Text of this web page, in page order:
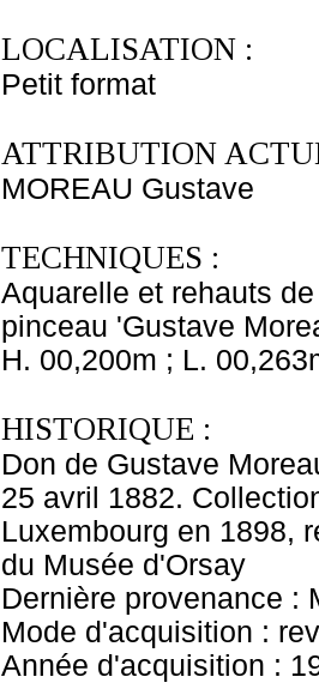
LOCALISATION :
Petit format
ATTRIBUTION
MOREAU Gustave
TECHNIQUES :
Aquarelle et rehauts
pinceau 'Gustave
H. 00,200m ; L.
HISTORIQUE :
Don de Gustave
25 avril 1882.
Luxembourg en 1898,
du Musée d'Orsay
Dernière provenance :
Mode d'acquisition :
Année d'acquisition :